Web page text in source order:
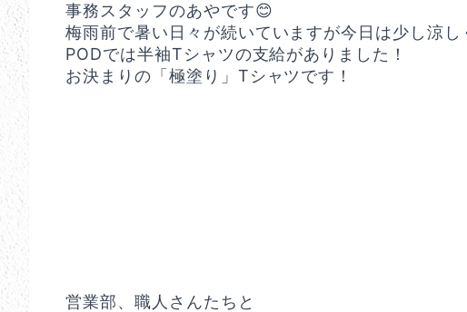
事務スタッフのあやです😊
梅雨前で暑い日々が続いていますが今日は少し涼
PODでは半袖Tシャツの支給がありました！
お決まりの「極塗り」Tシャツです！
営業部、職人さんたちと